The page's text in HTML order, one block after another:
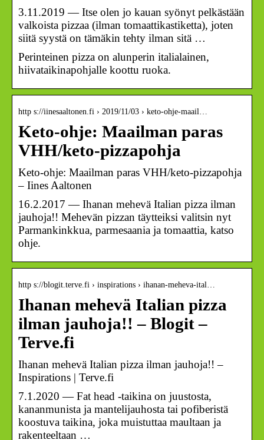
3.11.2019 — Itse olen jo kauan syönyt pelkästään
valkoista pizzaa (ilman tomaattikastiketta), joten
siitä syystä on tämäkin tehty ilman sitä …
Perinteinen pizza on alunperin italialainen,
hiivataikinapohjalle koottu ruoka.
http s://iinesaaltonen.fi › 2019/11/03 › keto-ohje-maail…
Keto-ohje: Maailman paras
VHH/keto-pizzapohja
Keto-ohje: Maailman paras VHH/keto-pizzapohja
– Iines Aaltonen
16.2.2017 — Ihanan mehevä Italian pizza ilman
jauhoja!! Mehevän pizzan täytteiksi valitsin nyt
Parmankinkkua, parmesaania ja tomaattia, katso
ohje.
http s://blogit.terve.fi › inspirations › ihanan-meheva-ital…
Ihanan mehevä Italian pizza
ilman jauhoja!! – Blogit –
Terve.fi
Ihanan mehevä Italian pizza ilman jauhoja!! –
Inspirations | Terve.fi
7.1.2020 — Fat head -taikina on juustosta,
kananmunista ja mantelijauhosta tai pofiberistä
koostuva taikina, joka muistuttaa maultaan ja
rakenteeltaan …